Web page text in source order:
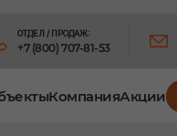
ОТДЕЛ / ПРОДАЖ:
+7 (800) 707-81-53
КомпанияАкции